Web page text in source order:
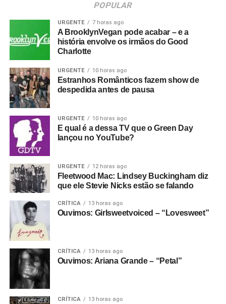
POPULAR
URGENTE 7 horas ago
A BrooklynVegan pode acabar – e a
história envolve os irmãos do Good
Charlotte
URGENTE 10 horas ago
Estranhos Românticos fazem show de
despedida antes de pausa
URGENTE 10 horas ago
E qual é a dessa TV que o Green Day
lançou no YouTube?
URGENTE 12 horas ago
Fleetwood Mac: Lindsey Buckingham diz
que ele Stevie Nicks estão se falando
CRÍTICA 13 horas ago
Ouvimos: Girlsweetvoiced – “Lovesweet”
CRÍTICA 13 horas ago
Ouvimos: Ariana Grande – “Petal”
CRÍTICA 13 horas ago